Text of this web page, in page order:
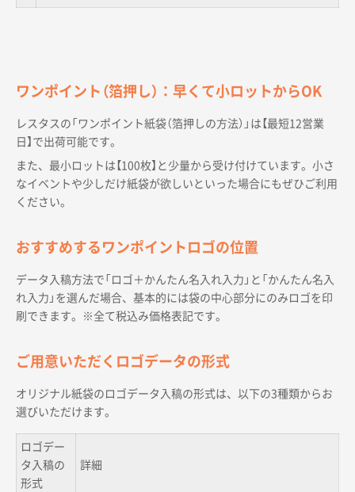
ワンポイント（箔押し）：早くて小ロットからOK
レスタスの「ワンポイント紙袋（箔押しの方法）」は【最短12営業
日】で出荷可能です。
また、最小ロットは【100枚】と少量から受け付けています。小さ
なイベントや少しだけ紙袋が欲しいといった場合にもぜひご利用
ください。
おすすめするワンポイントロゴの位置
データ入稿方法で「ロゴ＋かんたん名入れ入力」と「かんたん名入
れ入力」を選んだ場合、基本的には袋の中心部分にのみロゴを印
刷できます。※全て税込み価格表記です。
ご用意いただくロゴデータの形式
オリジナル紙袋のロゴデータ入稿の形式は、以下の3種類からお
選びいただけます。
ロゴデー
タ入稿の
形式
詳細